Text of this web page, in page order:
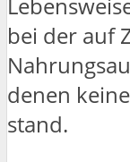
bei der auf
denen
stand.